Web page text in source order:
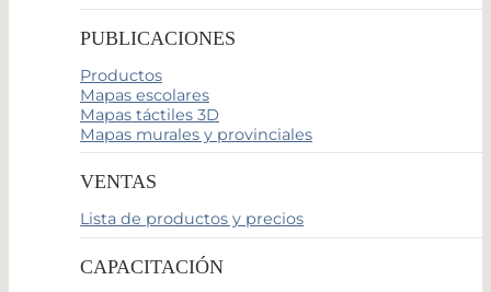
PUBLICACIONES
Productos
Mapas escolares
Mapas táctiles 3D
Mapas murales y provinciales
VENTAS
Lista de productos y precios
CAPACITACIÓN